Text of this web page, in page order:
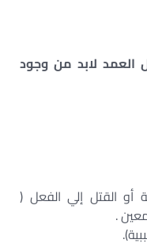
لابد من وجود
أو القتل إلي الفعل (
.